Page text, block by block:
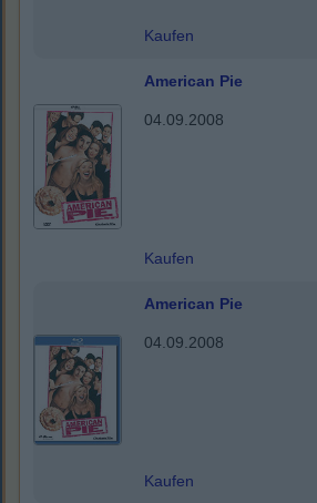
Kaufen
American Pie
04.09.2008
Kaufen
American Pie
04.09.2008
Kaufen